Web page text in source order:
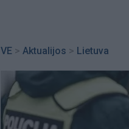
VE > Aktualijos > Lietuva